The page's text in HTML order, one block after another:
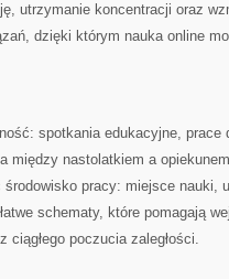
utrzymanie koncentracji oraz
dzięki którym nauka online
spotkania edukacyjne, prace
między nastolatkiem a
pracy: miejsce nauki,
schematy, które pomagają
ciągłego poczucia zaległości.